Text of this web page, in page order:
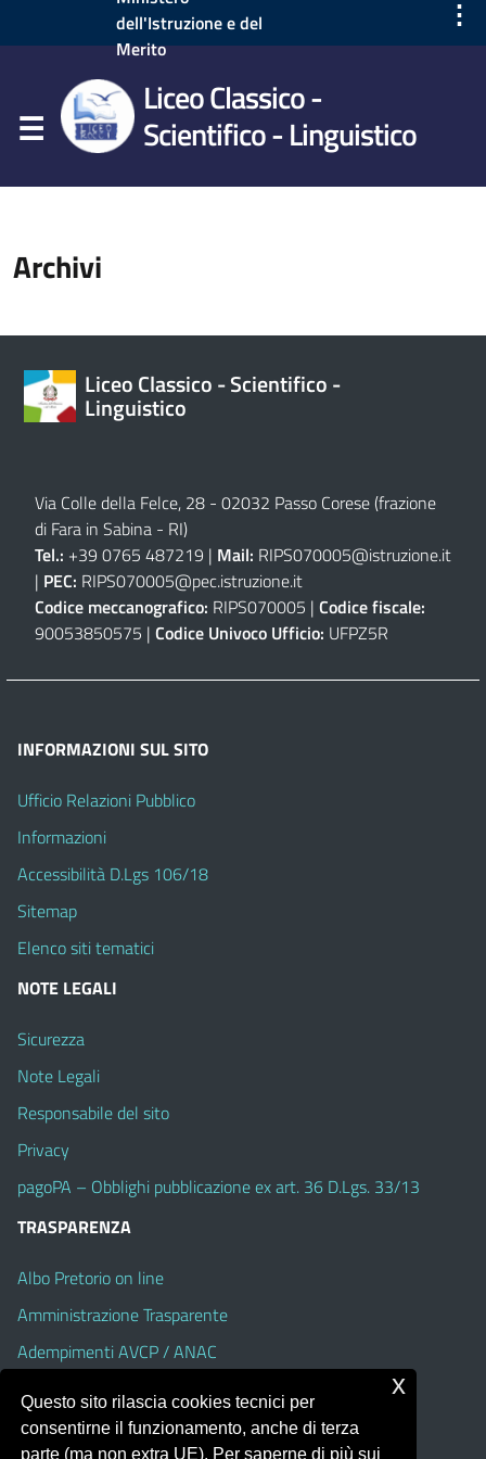
dell'Istruzione e del
Merito
⋮
Liceo Classico -
Scientifico - Linguistico
Archivi
Liceo Classico - Scientifico -
Linguistico
Via Colle della Felce, 28 - 02032 Passo Corese (frazione
di Fara in Sabina - RI)
Tel.: +39 0765 487219 | Mail: RIPS070005@istruzione.it
| PEC: RIPS070005@pec.istruzione.it
Codice meccanografico: RIPS070005 | Codice fiscale:
90053850575 | Codice Univoco Ufficio: UFPZ5R
INFORMAZIONI SUL SITO
Ufficio Relazioni Pubblico
Informazioni
Accessibilità D.Lgs 106/18
Sitemap
Elenco siti tematici
NOTE LEGALI
Sicurezza
Note Legali
Responsabile del sito
Privacy
pagoPA – Obblighi pubblicazione ex art. 36 D.Lgs. 33/13
TRASPARENZA
Albo Pretorio on line
Amministrazione Trasparente
Adempimenti AVCP / ANAC
Accesso Civico
Dichiarazione di accessibilità
Questo sito rilascia cookies tecnici per
consentirne il funzionamento, anche di terza
parte (ma non extra UE). Per saperne di più sui
x